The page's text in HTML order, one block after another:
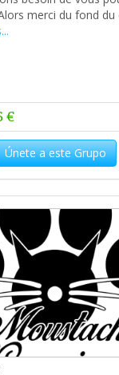
merci du fond
€
Únete a este Grupo